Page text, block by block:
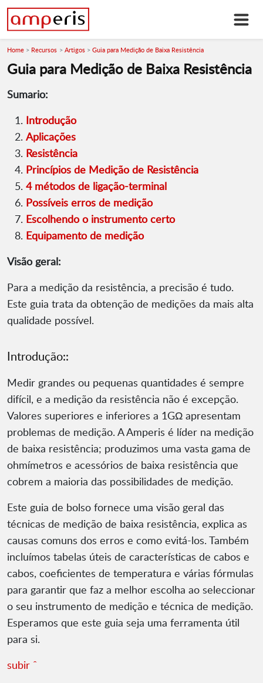
Home Recursos Artigos Guia para Medição de Baixa Resistência
Guia para Medição de Baixa Resistência
Sumario:
Introdução
Aplicações
Resistência
Princípios de Medição de Resistência
4 métodos de ligação-terminal
Possíveis erros de medição
Escolhendo o instrumento certo
Equipamento de medição
Visão geral:
Para a medição da resistência, a precisão é tudo.
Este guia trata da obtenção de medições da mais alta
qualidade possível.
Introdução::
Medir grandes ou pequenas quantidades é sempre
difícil, e a medição da resistência não é excepção.
Valores superiores e inferiores a 1GΩ apresentam
problemas de medição. A Amperis é líder na medição
de baixa resistência; produzimos uma vasta gama de
ohmímetros e acessórios de baixa resistência que
cobrem a maioria das possibilidades de medição.
Este guia de bolso fornece uma visão geral das
técnicas de medição de baixa resistência, explica as
causas comuns dos erros e como evitá-los. Também
incluímos tabelas úteis de características de cabos e
cabos, coeficientes de temperatura e várias fórmulas
para garantir que faz a melhor escolha ao seleccionar
o seu instrumento de medição e técnica de medição.
Esperamos que este guia seja uma ferramenta útil
para si.
subir ˆ